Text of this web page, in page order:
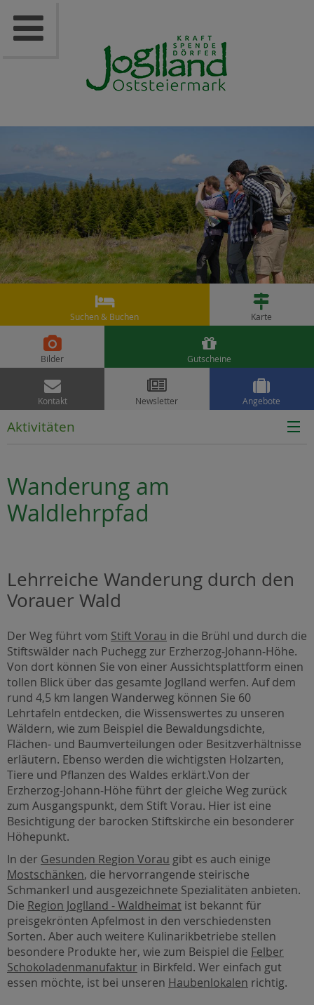

Suchen & Buchen

Karte

Bilder

Gutscheine

Kontakt

Newsletter

Angebote
Aktivitäten
Wanderung am
Waldlehrpfad
Lehrreiche Wanderung durch den
Vorauer Wald
Der Weg führt vom Stift Vorau in die Brühl und durch die
Stiftswälder nach Puchegg zur Erzherzog-Johann-Höhe.
Von dort können Sie von einer Aussichtsplattform einen
tollen Blick über das gesamte Joglland werfen. Auf dem
rund 4,5 km langen Wanderweg können Sie 60
Lehrtafeln entdecken, die Wissenswertes zu unseren
Wäldern, wie zum Beispiel die Bewaldungsdichte,
Flächen- und Baumverteilungen oder Besitzverhältnisse
erläutern. Ebenso werden die wichtigsten Holzarten,
Tiere und Pflanzen des Waldes erklärt.Von der
Erzherzog-Johann-Höhe führt der gleiche Weg zurück
zum Ausgangspunkt, dem Stift Vorau. Hier ist eine
Besichtigung der barocken Stiftskirche ein besonderer
Höhepunkt.
In der Gesunden Region Vorau gibt es auch einige
Mostschänken, die hervorrangende steirische
Schmankerl und ausgezeichnete Spezialitäten anbieten.
Die Region Joglland - Waldheimat ist bekannt für
preisgekrönten Apfelmost in den verschiedensten
Sorten. Aber auch weitere Kulinarikbetriebe stellen
besondere Produkte her, wie zum Beispiel die Felber
Schokoladenmanufaktur in Birkfeld. Wer einfach gut
essen möchte, ist bei unseren Haubenlokalen richtig.
